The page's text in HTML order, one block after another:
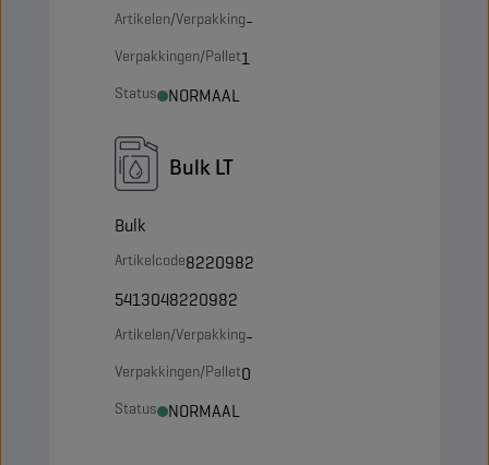
Artikelen/Verpakking-
Verpakkingen/Pallet1
Status NORMAAL
Bulk LT
Bulk
Artikelcode8220982
5413048220982
Artikelen/Verpakking-
Verpakkingen/Pallet0
Status NORMAAL